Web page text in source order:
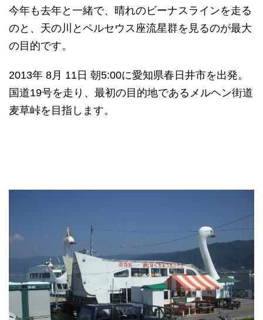
今年も去年と一緒で、晴れのビーナスラインを走る
のと、天の川とペルセウス座流星群を見るのが最大
の目的です。
2013年 8月 11日 朝5:00に愛知県春日井市を出発。
国道19号を走り、最初の目的地であるメルヘン街道
麦草峠を目指します。